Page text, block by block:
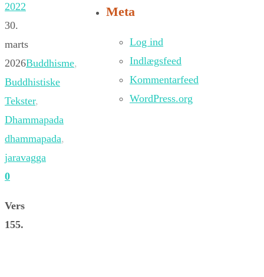
2022
30.
marts
2026Buddhisme,
Buddhistiske
Tekster,
Dhammapada
dhammapada,
jaravagga
0
Vers
155.
Meta
Log ind
Indlægsfeed
Kommentarfeed
WordPress.org